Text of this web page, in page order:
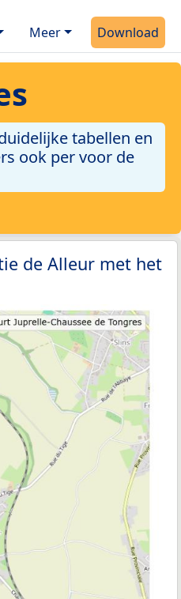
Meer Download
tabellen en
ook per voor de
de Alleur met het